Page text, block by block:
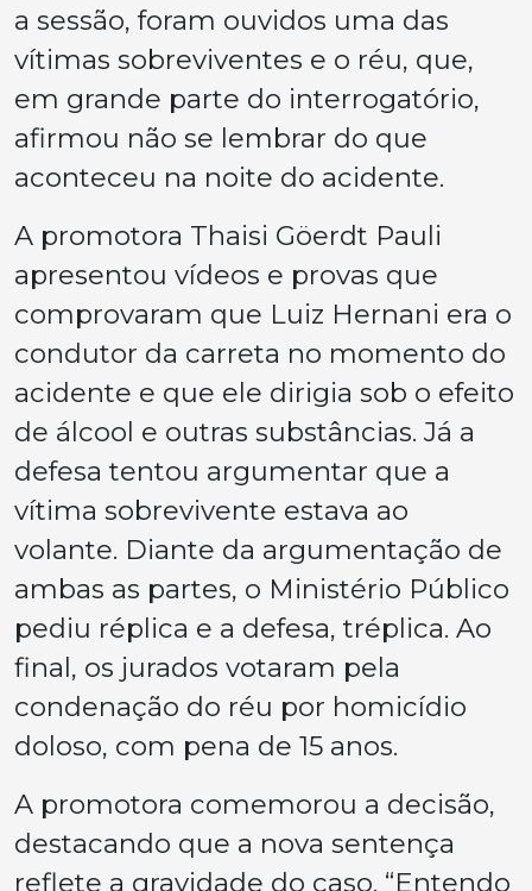
a sessão, foram ouvidos uma das
vítimas sobreviventes e o réu, que,
em grande parte do interrogatório,
afirmou não se lembrar do que
aconteceu na noite do acidente.
A promotora Thaisi Göerdt Pauli
apresentou vídeos e provas que
comprovaram que Luiz Hernani era o
condutor da carreta no momento do
acidente e que ele dirigia sob o efeito
de álcool e outras substâncias. Já a
defesa tentou argumentar que a
vítima sobrevivente estava ao
volante. Diante da argumentação de
ambas as partes, o Ministério Público
pediu réplica e a defesa, tréplica. Ao
final, os jurados votaram pela
condenação do réu por homicídio
doloso, com pena de 15 anos.
A promotora comemorou a decisão,
destacando que a nova sentença
reflete a gravidade do caso. “Entendo